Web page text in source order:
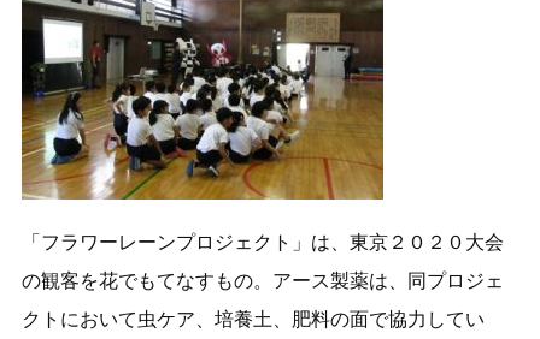
「フラワーレーンプロジェクト」は、東京２０２０大会
の観客を花でもてなすもの。アース製薬は、同プロジェ
クトにおいて虫ケア、培養土、肥料の面で協力してい